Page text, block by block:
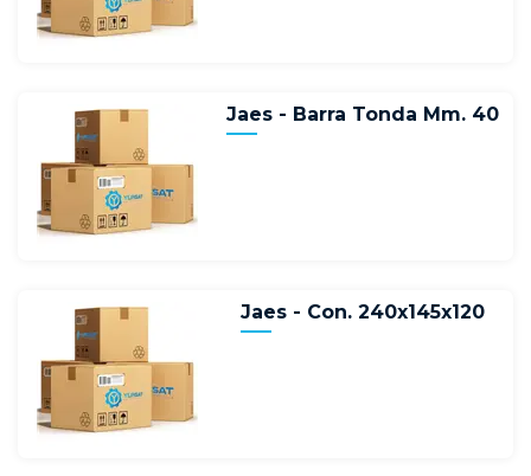
Jaes - Barra Tonda Mm. 40
Jaes - Con. 240x145x120